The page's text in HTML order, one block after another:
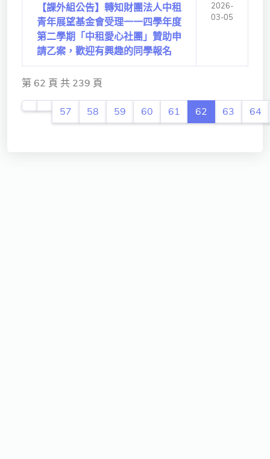
【課外組公告】轉知財團法人中租
青年展望基金會受理一一四學年度
第二學期「中租愛心社團」贊助申
請乙案，歡迎有興趣的同學報名
2026-
03-05
第 62 頁 共 239 頁
57 58 59 60 61 62 63 64